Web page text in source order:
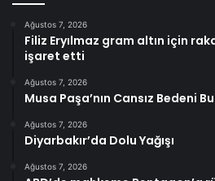
Ağustos 7, 2026
Filiz Eryılmaz gram altın için
işaret etti
Ağustos 7, 2026
Musa Paşa’nın Cansız Bedeni
Ağustos 7, 2026
Diyarbakır’da Dolu Yağışı
Ağustos 7, 2026